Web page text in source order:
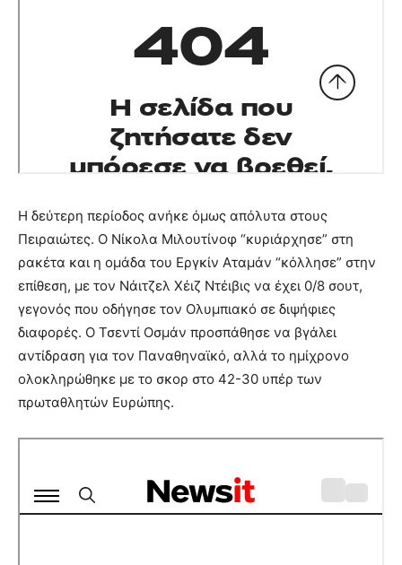
Η δεύτερη περίοδος ανήκε όμως απόλυτα στους
Πειραιώτες. Ο Νίκολα Μιλουτίνοφ “κυριάρχησε” στη
ρακέτα και η ομάδα του Εργκίν Αταμάν “κόλλησε” στην
επίθεση, με τον Νάιτζελ Χέιζ Ντέιβις να έχει 0/8 σουτ,
γεγονός που οδήγησε τον Ολυμπιακό σε διψήφιες
διαφορές. Ο Τσεντί Οσμάν προσπάθησε να βγάλει
αντίδραση για τον Παναθηναϊκό, αλλά το ημίχρονο
ολοκληρώθηκε με το σκορ στο 42-30 υπέρ των
πρωταθλητών Ευρώπης.